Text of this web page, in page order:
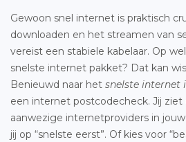
Gewoon snel internet is praktisch
downloaden en het streamen van
vereist een stabiele kabelaar. Op
snelste internet pakket? Dat kan
Benieuwd naar het snelste internet
een internet postcodecheck. Jij ziet
aanwezige internetproviders in
jij op “snelste eerst”. Of kies voor